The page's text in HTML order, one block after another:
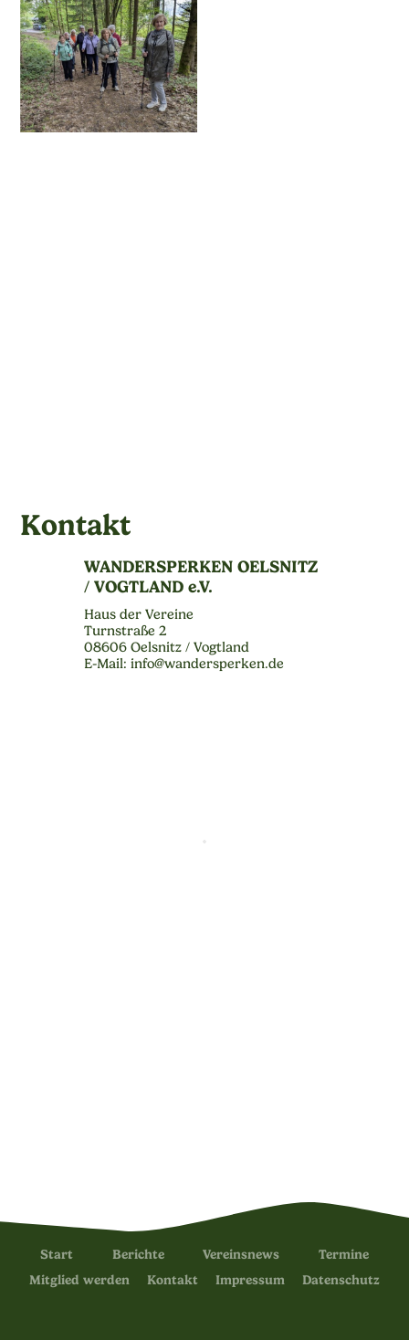
Kontakt
WANDERSPERKEN OELSNITZ
/ VOGTLAND e.V.
Haus der Vereine
Turnstraße 2
08606 Oelsnitz / Vogtland
E-Mail: info@wandersperken.de
Start Berichte Vereinsnews
Termine
Mitglied werden
Kontakt Impressum Datenschutz